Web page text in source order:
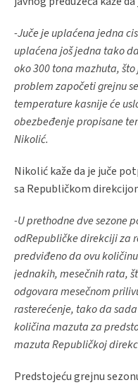
-Juče je uplaćena jedna
uplaćena još jedna tako
oko 300 tona mazhuta,
problem započeti grejnu
temperature kasnije će
obezbeđenje propisane
Nikolić.
Nikolić kaže da je juče
sa Republičkom
-U prethodne dve sezone
odRepubličke direkciji za
predviđeno da ovu
jednakih, mesečnih rata,
odgovara mesečnom
rasterećenje, tako da
količina mazuta za
mazuta Republičkoj
Predstojeću grejnu